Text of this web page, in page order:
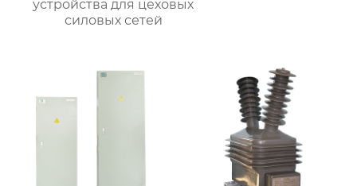
устройства для цеховых
силовых сетей